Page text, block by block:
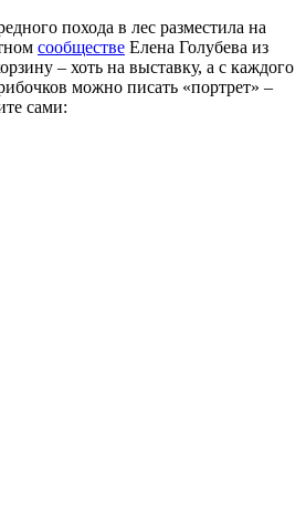
похода в лес разместила на
сообществе Елена Голубева из
– хоть на выставку, а с каждого
можно писать «портрет» –
сами: